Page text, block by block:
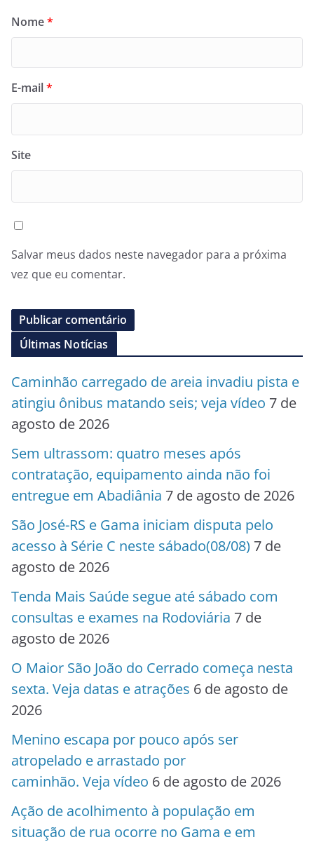
Nome*
E-mail*
Site
Salvar meus dados neste navegador para a próxima
vez que eu comentar.
Últimas Notícias
Caminhão carregado de areia invadiu pista e
atingiu ônibus matando seis; veja vídeo 7 de
agosto de 2026
Sem ultrassom: quatro meses após
contratação, equipamento ainda não foi
entregue em Abadiânia 7 de agosto de 2026
São José-RS e Gama iniciam disputa pelo
acesso à Série C neste sábado(08/08) 7 de
agosto de 2026
Tenda Mais Saúde segue até sábado com
consultas e exames na Rodoviária 7 de
agosto de 2026
O Maior São João do Cerrado começa nesta
sexta. Veja datas e atrações 6 de agosto de
2026
Menino escapa por pouco após ser
atropelado e arrastado por
caminhão. Veja vídeo 6 de agosto de 2026
Ação de acolhimento à população em
situação de rua ocorre no Gama e em